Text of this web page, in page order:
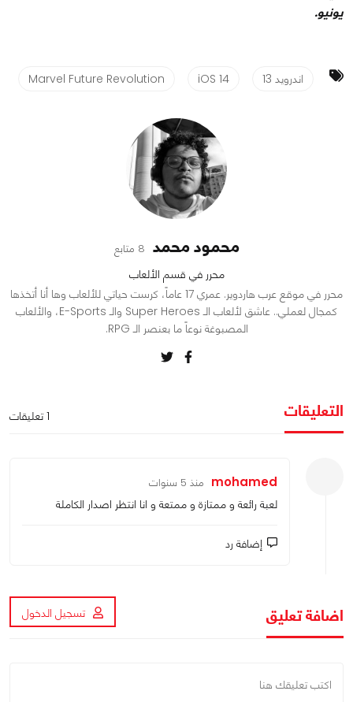
يونيو.
اندرويد 13 iOS 14
Marvel Future Revolution
محمود محمد 8 متابع
محرر في قسم الألعاب
محرر في موقع عرب هاردوير. عمري 17 عاماً، كرست حياتي للألعاب وها أنا أتخذها
كمجال لعملي.. عاشق لألعاب الـ Super Heroes والـ E-Sports، والألعاب
المصبوغة نوعاً ما بعنصر الـ RPG.
التعليقات 1 تعليقات
mohamed منذ 5 سنوات
لعبة رائعة و ممتازة و ممتعة و انا انتظر اصدار الكاملة
إضافة رد
اضافة تعليق تسجيل الدخول